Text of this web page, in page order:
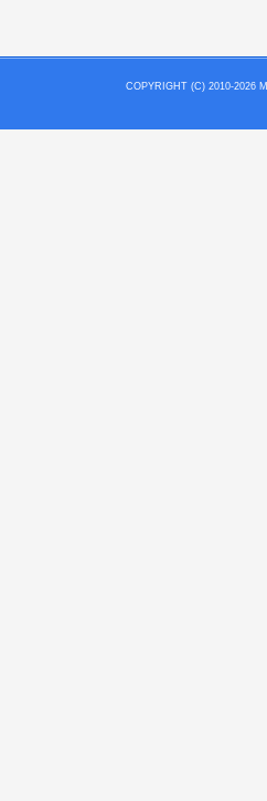
COPYRIGHT (C) 2010-